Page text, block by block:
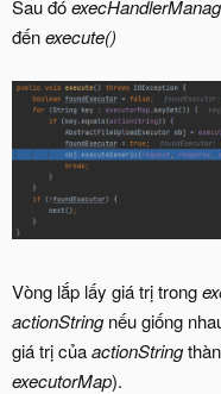
Sau đó
đếnexecute()
Vòng lắp lấy giá trị trong
actionStringnếu giống
giá trị củaactionString
executorMap).